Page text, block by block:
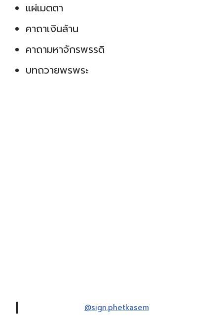
แผ่เมตตา
คาถาเงินล้าน
คาถามหาจักรพรรดิ
บทถวายพรพระ
@sign.phetkasem